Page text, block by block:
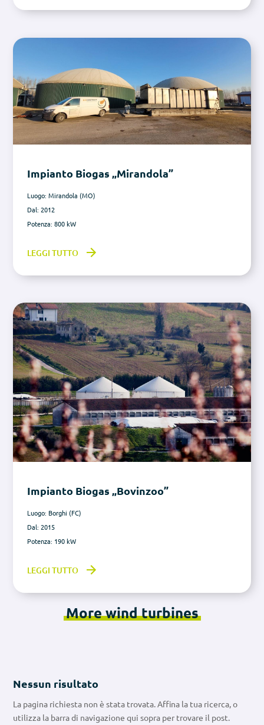
Impianto Biogas „Mirandola”
Luogo: Mirandola (MO)
Dal: 2012
Potenza: 800 kW
LEGGI TUTTO
Impianto Biogas „Bovinzoo”
Luogo: Borghi (FC)
Dal: 2015
Potenza: 190 kW
LEGGI TUTTO
More wind turbines
Nessun risultato
La pagina richiesta non è stata trovata. Affina la tua ricerca, o
utilizza la barra di navigazione qui sopra per trovare il post.